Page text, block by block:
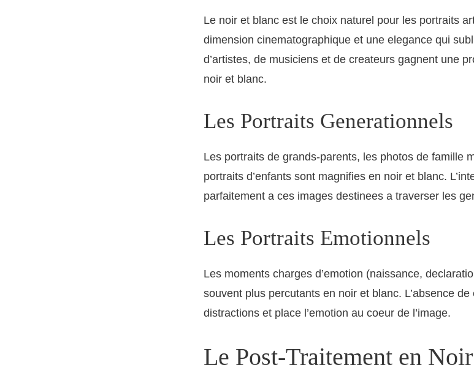
Le noir et blanc est le choix naturel pour les portraits
dimension cinematographique et une elegance qui
d’artistes, de musiciens et de createurs gagnent une
noir et blanc.
Les Portraits Generationnels
Les portraits de grands-parents, les photos de famille
portraits d’enfants sont magnifies en noir et blanc.
parfaitement a ces images destinees a traverser les
Les Portraits Emotionnels
Les moments charges d’emotion (naissance,
souvent plus percutants en noir et blanc. L’absence
distractions et place l’emotion au coeur de l’image.
Le Post-Traitement en